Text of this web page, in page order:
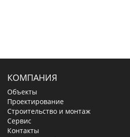
КОМПАНИЯ
Объекты
Проектирование
Строительство и монтаж
Сервис
Контакты